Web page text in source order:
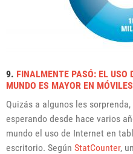
9. FINALMENTE PASÓ: EL USO
MUNDO ES MAYOR EN
Quizás a algunos les
esperando desde hace varios
mundo el uso de Internet en
escritorio. Según StatCounter,